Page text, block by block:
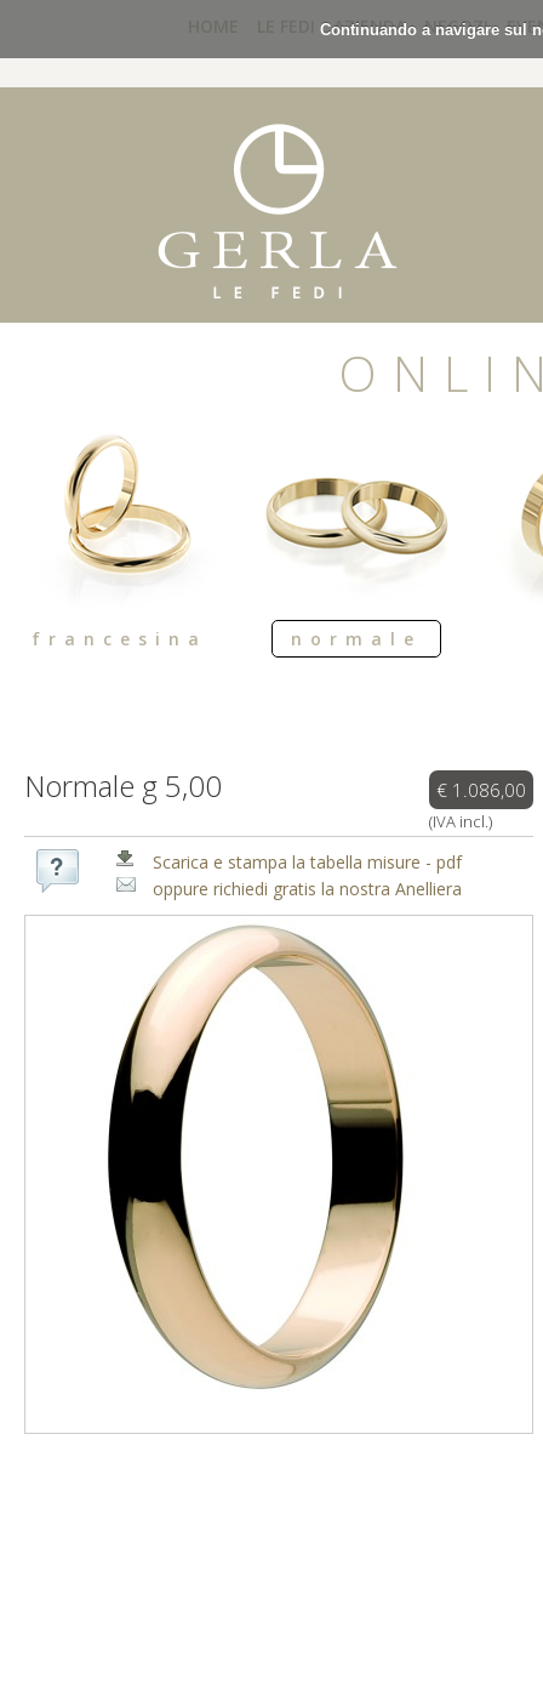
Continuando a navigare sul
AZIENDA NEGOZI
francesina normale
Normale g 5,00 € 1.086,00
(IVA incl.)
Scarica e stampa la tabella misure - pdf
oppure richiedi gratis la nostra Anelliera